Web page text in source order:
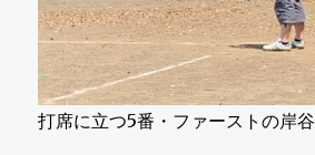
打席に立つ5番・ファーストの岸谷